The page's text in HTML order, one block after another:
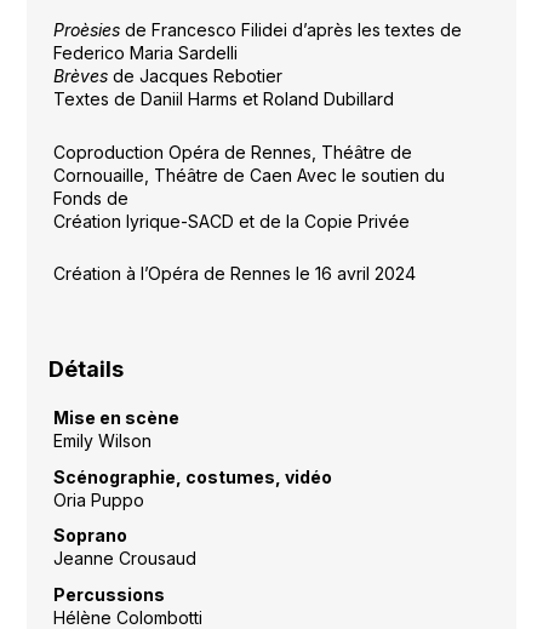
Proèsiesde Francesco Filidei d’après les textes de
Federico Maria Sardelli
Brèvesde Jacques Rebotier
Textes de Daniil Harms et Roland Dubillard
Coproduction Opéra de Rennes, Théâtre de
Cornouaille, Théâtre de Caen Avec le soutien du
Fonds de
Création lyrique-SACD et de la Copie Privée
Création à l’Opéra de Rennes le 16 avril 2024
Détails
Mise en scène
Emily Wilson
Scénographie, costumes, vidéo
Oria Puppo
Soprano
Jeanne Crousaud
Percussions
Hélène Colombotti